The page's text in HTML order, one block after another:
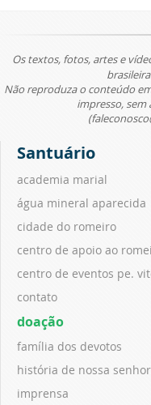
Os textos, fotos, artes e
Não reproduza o conteúdo
impresso, sem
Santuário
academia marial
água mineral aparecida
cidade do romeiro
centro de apoio ao
centro de eventos pe.
contato
doação
família dos devotos
história de nossa
imprensa